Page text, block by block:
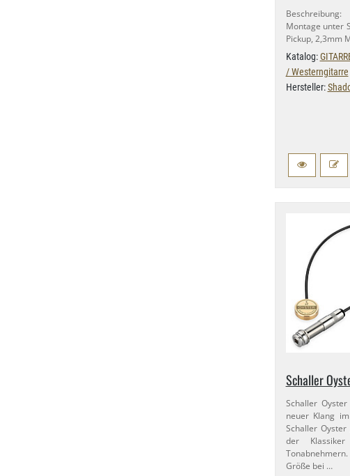
Montage unter
Pickup, 2,​3mm
Katalog:
/ Westerngitarre
Hersteller:
Schaller
Schaller
neuer Klang
Schaller
der
Größe bei …